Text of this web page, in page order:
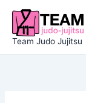
contenu
Team Judo Jujitsu